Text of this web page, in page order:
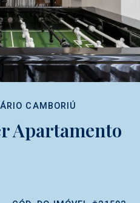
CAMBORIÚ
Apartamento